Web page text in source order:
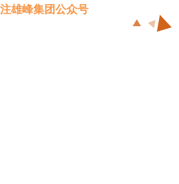
雄峰集团公众号